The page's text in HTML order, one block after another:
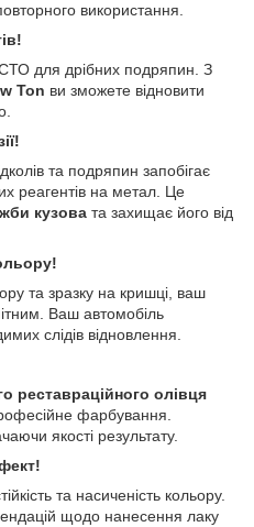
використання.
СТО для дрібних подряпин. З
Ton ви зможете відновити
та подряпин запобігає
реагентів на метал. Це
кузова та захищає його від
та зразку на кришці, ваш
Ваш автомобіль
слідів відновлення.
реставраційного олівця
фарбування.
якості результату.
та насиченість кольору.
щодо нанесення лаку